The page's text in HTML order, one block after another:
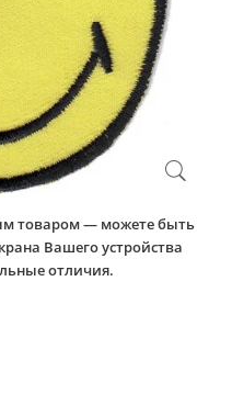
товаром — можете быть
Вашего устройства
отличия.